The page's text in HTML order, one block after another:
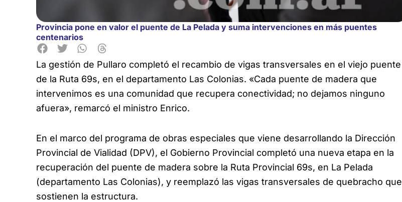
Provincia pone en valor el puente de La Pelada y suma intervenciones en más puentes
centenarios
La gestión de Pullaro completó el recambio de vigas transversales en el viejo puente
de la Ruta 69s, en el departamento Las Colonias. «Cada puente de madera que
intervenimos es una comunidad que recupera conectividad; no dejamos ninguno
afuera», remarcó el ministro Enrico.
En el marco del programa de obras especiales que viene desarrollando la Dirección
Provincial de Vialidad (DPV), el Gobierno Provincial completó una nueva etapa en la
recuperación del puente de madera sobre la Ruta Provincial 69s, en La Pelada
(departamento Las Colonias), y reemplazó las vigas transversales de quebracho que
sostienen la estructura.